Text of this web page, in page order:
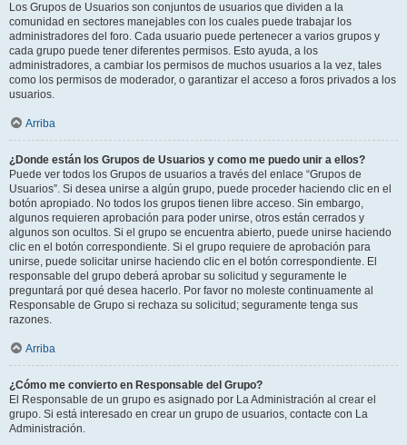
Los Grupos de Usuarios son conjuntos de usuarios que dividen a la
comunidad en sectores manejables con los cuales puede trabajar los
administradores del foro. Cada usuario puede pertenecer a varios grupos y
cada grupo puede tener diferentes permisos. Esto ayuda, a los
administradores, a cambiar los permisos de muchos usuarios a la vez, tales
como los permisos de moderador, o garantizar el acceso a foros privados a los
usuarios.
Arriba
¿Donde están los Grupos de Usuarios y como me puedo unir a ellos?
Puede ver todos los Grupos de usuarios a través del enlace “Grupos de
Usuarios”. Si desea unirse a algún grupo, puede proceder haciendo clic en el
botón apropiado. No todos los grupos tienen libre acceso. Sin embargo,
algunos requieren aprobación para poder unirse, otros están cerrados y
algunos son ocultos. Si el grupo se encuentra abierto, puede unirse haciendo
clic en el botón correspondiente. Si el grupo requiere de aprobación para
unirse, puede solicitar unirse haciendo clic en el botón correspondiente. El
responsable del grupo deberá aprobar su solicitud y seguramente le
preguntará por qué desea hacerlo. Por favor no moleste continuamente al
Responsable de Grupo si rechaza su solicitud; seguramente tenga sus
razones.
Arriba
¿Cómo me convierto en Responsable del Grupo?
El Responsable de un grupo es asignado por La Administración al crear el
grupo. Si está interesado en crear un grupo de usuarios, contacte con La
Administración.